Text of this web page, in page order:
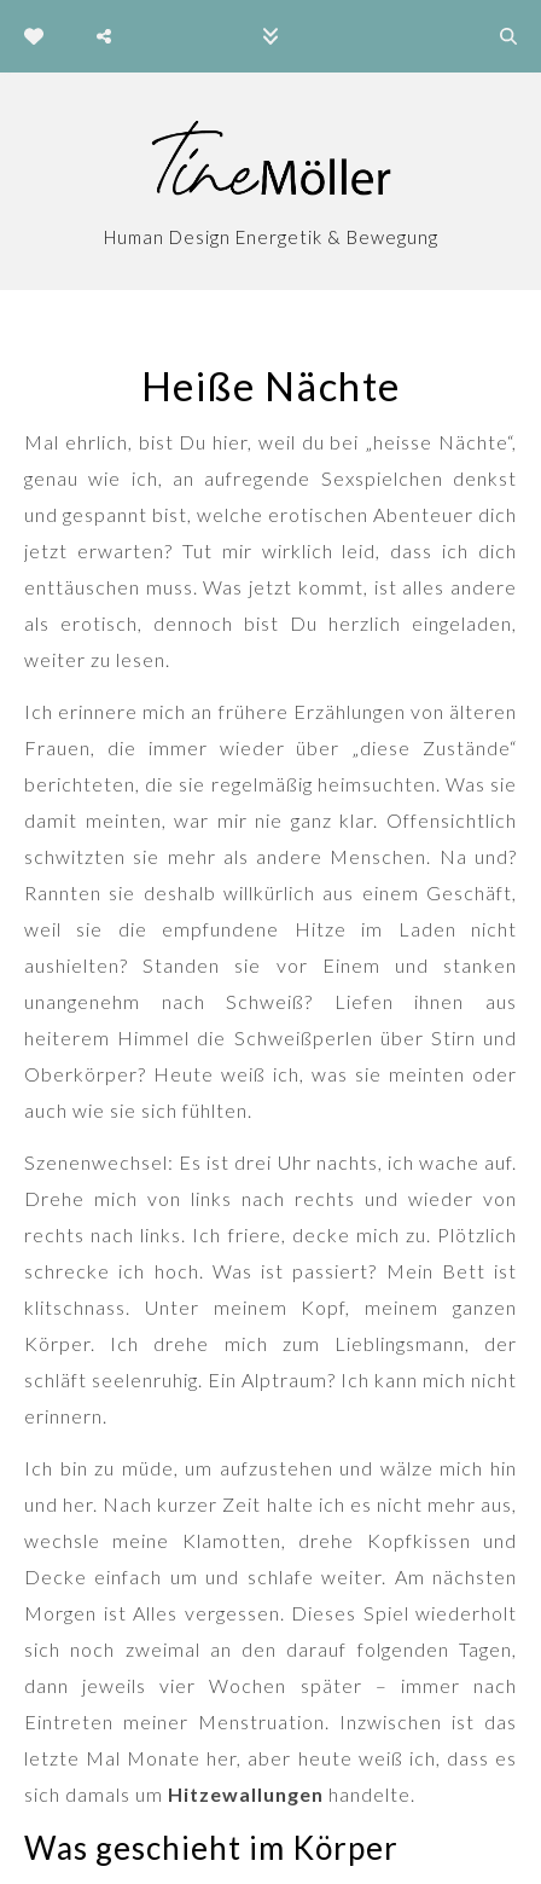
Human Design Energetik & Bewegung
Heiße Nächte
Mal ehrlich, bist Du hier, weil du bei „heisse Nächte“,
genau wie ich, an aufregende Sexspielchen denkst
und gespannt bist, welche erotischen Abenteuer dich
jetzt erwarten? Tut mir wirklich leid, dass ich dich
enttäuschen muss. Was jetzt kommt, ist alles andere
als erotisch, dennoch bist Du herzlich eingeladen,
weiter zu lesen.
Ich erinnere mich an frühere Erzählungen von älteren
Frauen, die immer wieder über „diese Zustände“
berichteten, die sie regelmäßig heimsuchten. Was sie
damit meinten, war mir nie ganz klar. Offensichtlich
schwitzten sie mehr als andere Menschen. Na und?
Rannten sie deshalb willkürlich aus einem Geschäft,
weil sie die empfundene Hitze im Laden nicht
aushielten? Standen sie vor Einem und stanken
unangenehm nach Schweiß? Liefen ihnen aus
heiterem Himmel die Schweißperlen über Stirn und
Oberkörper? Heute weiß ich, was sie meinten oder
auch wie sie sich fühlten.
Szenenwechsel: Es ist drei Uhr nachts, ich wache auf.
Drehe mich von links nach rechts und wieder von
rechts nach links. Ich friere, decke mich zu. Plötzlich
schrecke ich hoch. Was ist passiert? Mein Bett ist
klitschnass. Unter meinem Kopf, meinem ganzen
Körper. Ich drehe mich zum Lieblingsmann, der
schläft seelenruhig. Ein Alptraum? Ich kann mich nicht
erinnern.
Ich bin zu müde, um aufzustehen und wälze mich hin
und her. Nach kurzer Zeit halte ich es nicht mehr aus,
wechsle meine Klamotten, drehe Kopfkissen und
Decke einfach um und schlafe weiter. Am nächsten
Morgen ist Alles vergessen. Dieses Spiel wiederholt
sich noch zweimal an den darauf folgenden Tagen,
dann jeweils vier Wochen später – immer nach
Eintreten meiner Menstruation. Inzwischen ist das
letzte Mal Monate her, aber heute weiß ich, dass es
sich damals um Hitzewallungen handelte.
Was geschieht im Körper